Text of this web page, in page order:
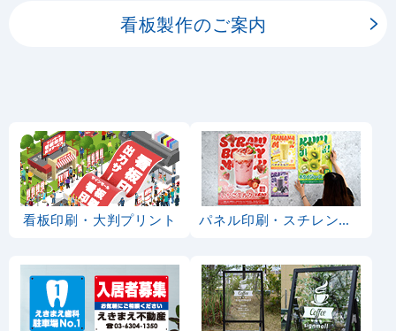
看板製作のご案内
看板印刷・大判プリント パネル印刷・スチレンボード